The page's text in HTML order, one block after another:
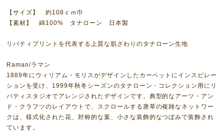
【サイズ】 約108ｃｍ巾
【素材】 綿100% タナローン 日本製
リバティプリントを代表する上質な肌ざわりのタナローン生地
Raman/ラマン
1889年にウィリアム・モリスがデザインしたカーペットにインスピレー
ションを受け、1999年秋冬シーズンのタナローン・コレクション用にリ
バティスタジオでアレンジされたデザインです。典型的なアーツ・アン
ド・クラフツのレイアウトで、スクロールする唐草の複雑なネットワー
クは、様式化された花、対称的な葉、小さな装飾的なつぼみで装飾され
ています。